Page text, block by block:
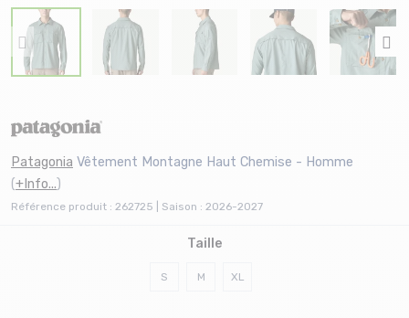
Patagonia Vêtement Montagne Haut Chemise - Homme
(+Info...)
Référence produit : 262725 | Saison : 2026-2027
Taille
S M XL